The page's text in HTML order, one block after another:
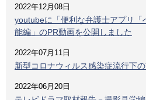
2022年12月08日
youtubeに「便利な弁護士アプリ「
能編」のPR動画を公開しました
2022年07月11日
新型コロナウィルス感染症流行下
2022年06月20日